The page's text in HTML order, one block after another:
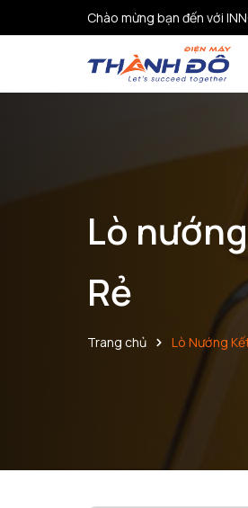
Chào mừng bạn đến với
Lò
Rẻ
Trang chủ Lò Nướng